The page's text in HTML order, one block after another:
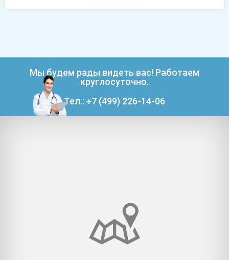
Мы будем рады видеть вас! Работаем
круглосуточно.
Тел.: +7 (499) 226-14-06